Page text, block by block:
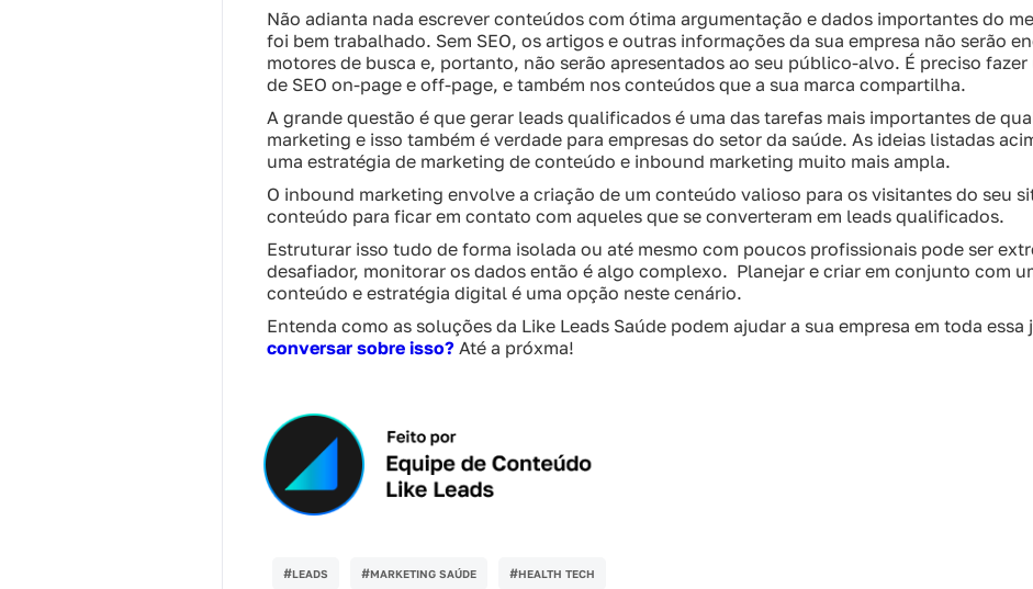
Não adianta nada escrever conteúdos com ótima argumentação e dados importantes do
foi bem trabalhado. Sem SEO, os artigos e outras informações da sua empresa não serão
motores de busca e, portanto, não serão apresentados ao seu público-alvo. É preciso
de SEO on-page e off-page, e também nos conteúdos que a sua marca compartilha.
A grande questão é que gerar leads qualificados é uma das tarefas mais importantes de
marketing e isso também é verdade para empresas do setor da saúde. As ideias listadas
uma estratégia de marketing de conteúdo e inbound marketing muito mais ampla.
O inbound marketing envolve a criação de um conteúdo valioso para os visitantes do seu
conteúdo para ficar em contato com aqueles que se converteram em leads qualificados.
Estruturar isso tudo de forma isolada ou até mesmo com poucos profissionais pode ser
desafiador, monitorar os dados então é algo complexo. Planejar e criar em conjunto com
conteúdo e estratégia digital é uma opção neste cenário.
Entenda como as soluções da Like Leads Saúde podem ajudar a sua empresa em toda essa
conversar sobre isso? Até a próxma!
#LEADS #MARKETING SAÚDE #HEALTH TECH